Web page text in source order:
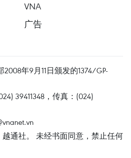
VNA
广告
年9月11日颁发的1374/GP-
39411348，传真：(024)
越通社。 未经书面同意，禁止任何